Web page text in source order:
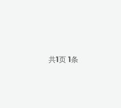
共1页1条